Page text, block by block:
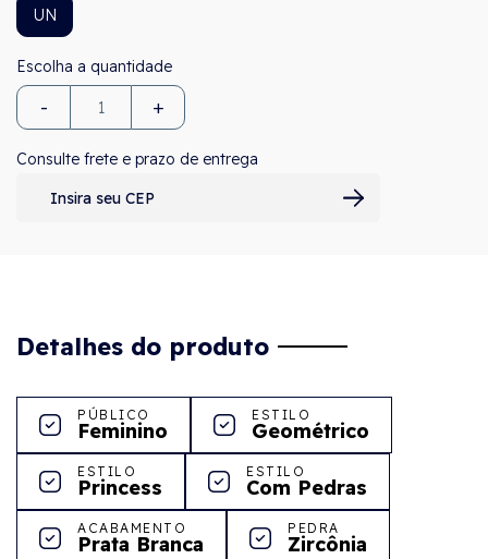
UN
- +
Consulte frete e prazo de entrega
Detalhes do produto
PÚBLICO
Feminino
ESTILO
Geométrico
ESTILO
Princess
ESTILO
Com Pedras
ACABAMENTO
Prata Branca
PEDRA
Zircônia